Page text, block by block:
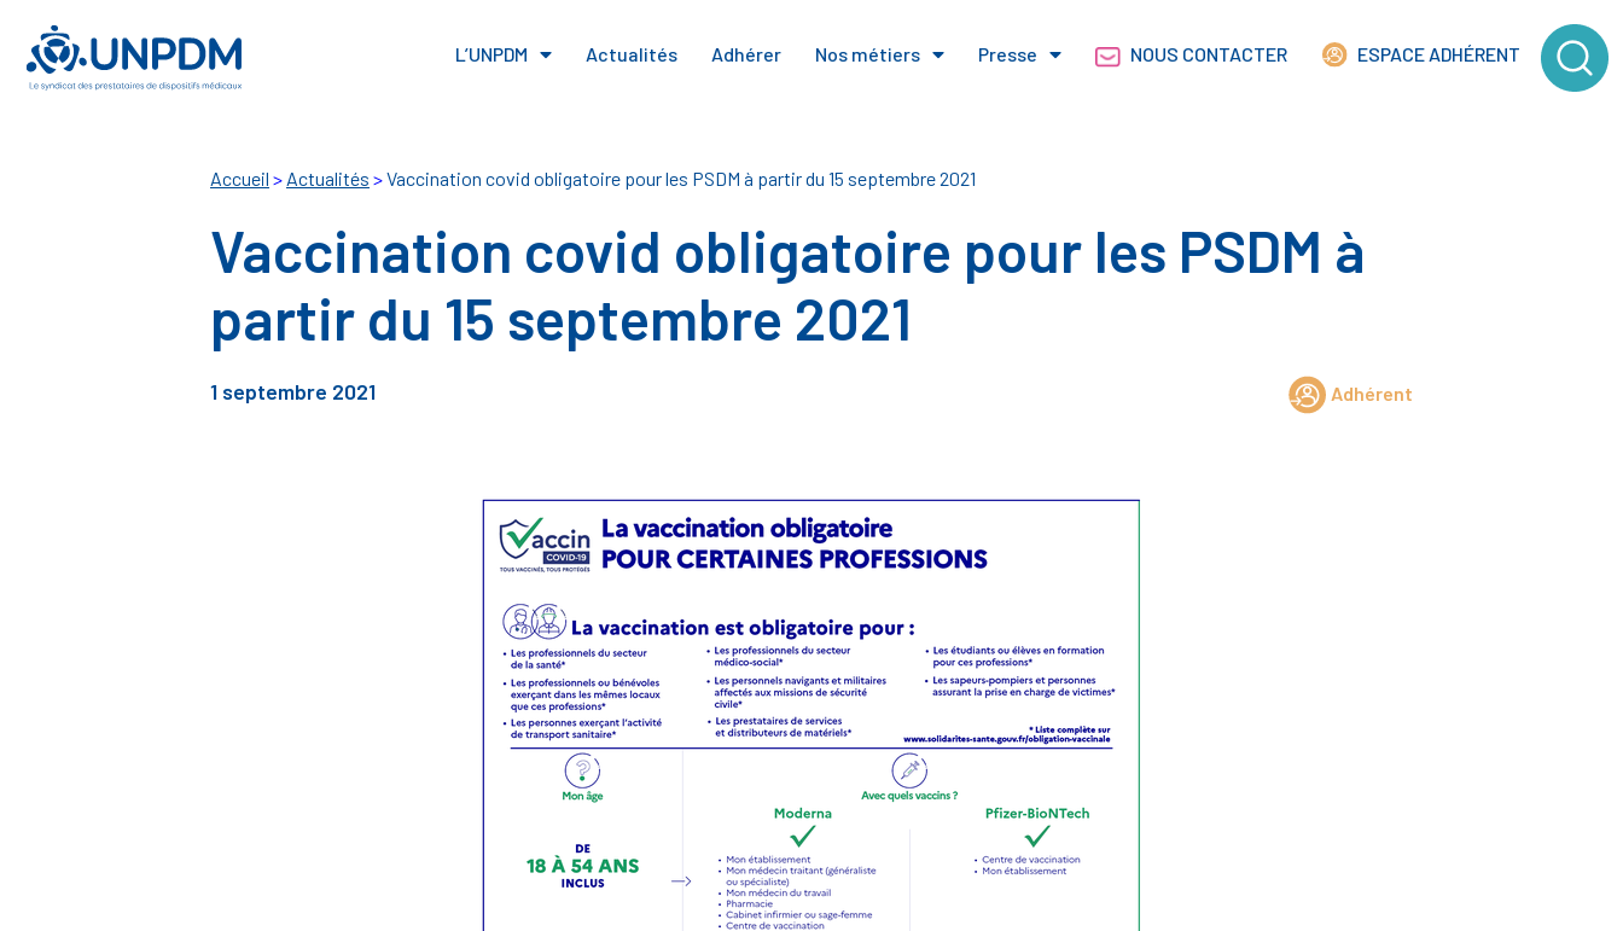
L’UNPDM Actualités Adhérer Nos métiers Presse NOUS CONTACTER ESPACE ADHÉRENT
Accueil > Actualités >Vaccination covid obligatoire pour les PSDM à partir du 15 septembre 2021
Vaccination covid obligatoire pour les PSDM à
partir du 15 septembre 2021
1 septembre 2021 Adhérent